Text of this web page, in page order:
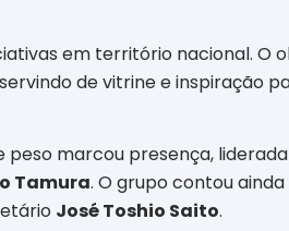
em território nacional.
de vitrine e inspiração
marcou presença,
Tamura. O grupo contou
José Toshio Saito.